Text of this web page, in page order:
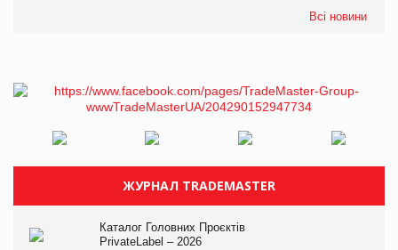
Всі новини
ЖУРНАЛ TRADEMASTER
Каталог Головних Проєктів
PrivateLabel – 2026